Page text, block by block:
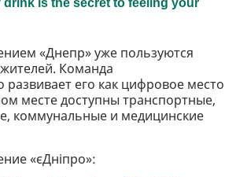
«Днепр» уже пользуются
Команда
развивает его как цифровое место
месте доступны транспортные,
коммунальные и медицинские
«єДніпро»: